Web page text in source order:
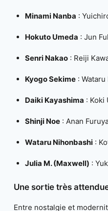
Minami Nanba :
Hokuto Umeda : Jun
Senri Nakao: Reiji
Kyogo Sekime: Wataru
Daiki Kayashima : Koki
Shinji Noe: Anan
Wataru Nihonbashi:
Julia M. (Maxwell) :
Une sortie très
Entre nostalgie et